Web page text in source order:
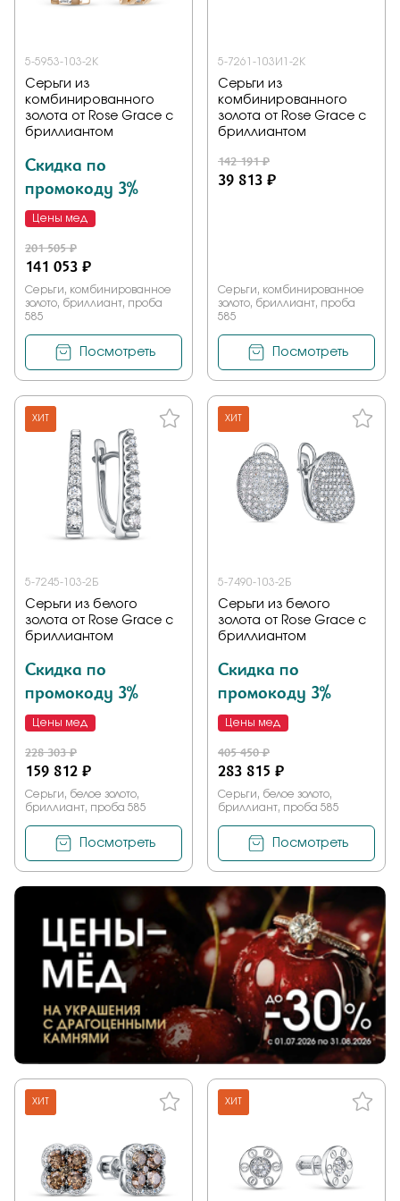
5-5953-103-2К
Серьги из
комбинированного
золота от Rose Grace с
бриллиантом
Скидка по
промокоду 3%
Цены мед
201 505 ₽
141 053 ₽
Серьги, комбинированное
золото, бриллиант, проба
585
Посмотреть
5-7261-103И1-2К
Серьги из
комбинированного
золота от Rose Grace с
бриллиантом
142 191 ₽
39 813 ₽
Серьги, комбинированное
золото, бриллиант, проба
585
Посмотреть
ХИТ
5-7245-103-2Б
Серьги из белого
золота от Rose Grace с
бриллиантом
Скидка по
промокоду 3%
Цены мед
228 303 ₽
159 812 ₽
Серьги, белое золото,
бриллиант, проба 585
Посмотреть
ХИТ
5-7490-103-2Б
Серьги из белого
золота от Rose Grace с
бриллиантом
Скидка по
промокоду 3%
Цены мед
405 450 ₽
283 815 ₽
Серьги, белое золото,
бриллиант, проба 585
Посмотреть
ХИТ ХИТ